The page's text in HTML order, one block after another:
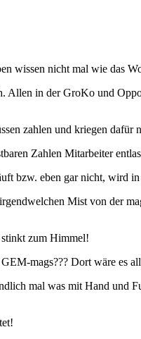
wissen nicht mal wie das
Allen in der GroKo und
zahlen und kriegen
Zahlen Mitarbeiter
bzw. eben gar nicht, wird
Mist von der
zum Himmel!
mags??? Dort wäre es
mal was mit Hand und